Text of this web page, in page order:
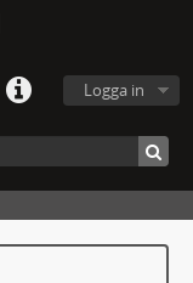
Logga in